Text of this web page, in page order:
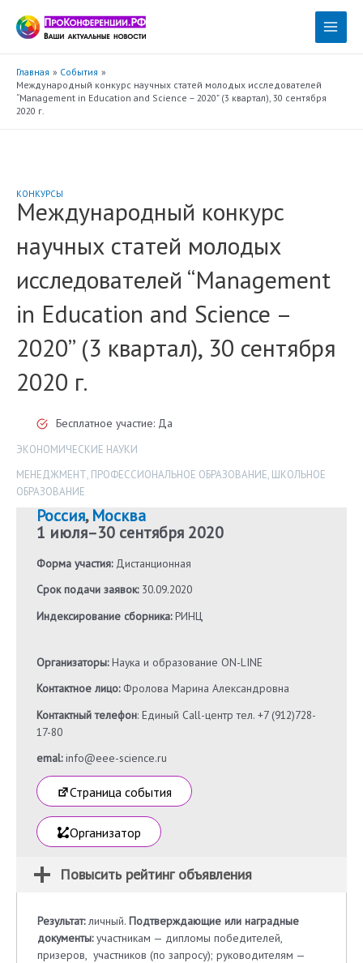
содержимому
Main
Главная
События
Международный конкурс научных статей молодых исследователей
“Management in Education and Science – 2020” (3 квартал), 30 сентября
2020 г.
КОНКУРСЫ
Международный конкурс
научных статей молодых
исследователей “Management
in Education and Science –
2020” (3 квартал), 30 сентября
2020 г.
Бесплатное участие: Да
ЭКОНОМИЧЕСКИЕ НАУКИ
МЕНЕДЖМЕНТ, ПРОФЕССИОНАЛЬНОЕ ОБРАЗОВАНИЕ, ШКОЛЬНОЕ
ОБРАЗОВАНИЕ
Россия,Москва
1 июля–30 сентября 2020
Форма участия:Дистанционная
Срок подачи заявок:30.09.2020
Индексирование сборника:РИНЦ
Организаторы:Наука и образование ON-LINE
Контактное лицо:Фролова Марина Александровна
Контактный телефон: Единый Call-центр тел. +7 (912)728-
17-80
emal:info@eee-science.ru
Страница события
Организатор
Повысить рейтинг объявления
Результат:личный. Подтверждающие или наградные
документы:участникам — дипломы победителей,
призеров, участников (по запросу); руководителям —